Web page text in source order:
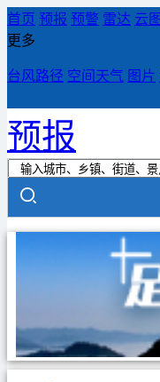
首页 预报 预警 雷达 云图
更多
台风路径 空间天气 图片
预报